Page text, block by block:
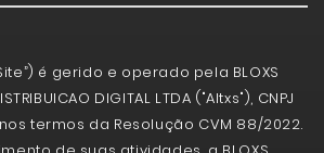
é gerido e operado pela BLOXS
DIGITAL LTDA ("Altxs"), CNPJ
nos termos da Resolução CVM 88/2022.